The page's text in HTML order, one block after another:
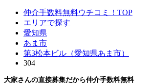
仲介手数料無料ウチコミ！TOP
エリアで探す
愛知県
あま市
第3松本ビル（愛知県あま市）
304
大家さんの直接募集だから仲介手数料無料